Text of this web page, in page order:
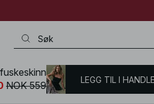
/ T-shirts og topper Tube topp
NOK 559 LEGG TIL I